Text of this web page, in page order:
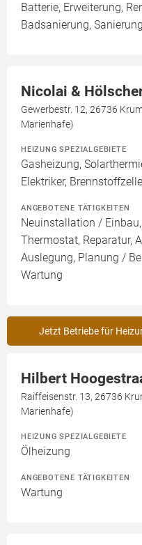
Batterie, Erweiterung,
Badsanierung,
Nicolai &
Gewerbestr. 12, 26736
Marienhafe)
HEIZUNG SPEZIALGEBIETE
Gasheizung,
Elektriker,
ANGEBOTENE TÄTIGKEITEN
Neuinstallation /
Thermostat, Reparatur,
Auslegung, Planung /
Wartung
Jetzt Betriebe für
Hilbert
Raiffeisenstr. 13, 26736
Marienhafe)
HEIZUNG SPEZIALGEBIETE
Ölheizung
ANGEBOTENE TÄTIGKEITEN
Wartung